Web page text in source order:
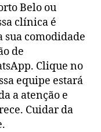
Belo ou
clínica é
sua comodidade
de
Clique no
equipe estará
a atenção e
Cuidar da